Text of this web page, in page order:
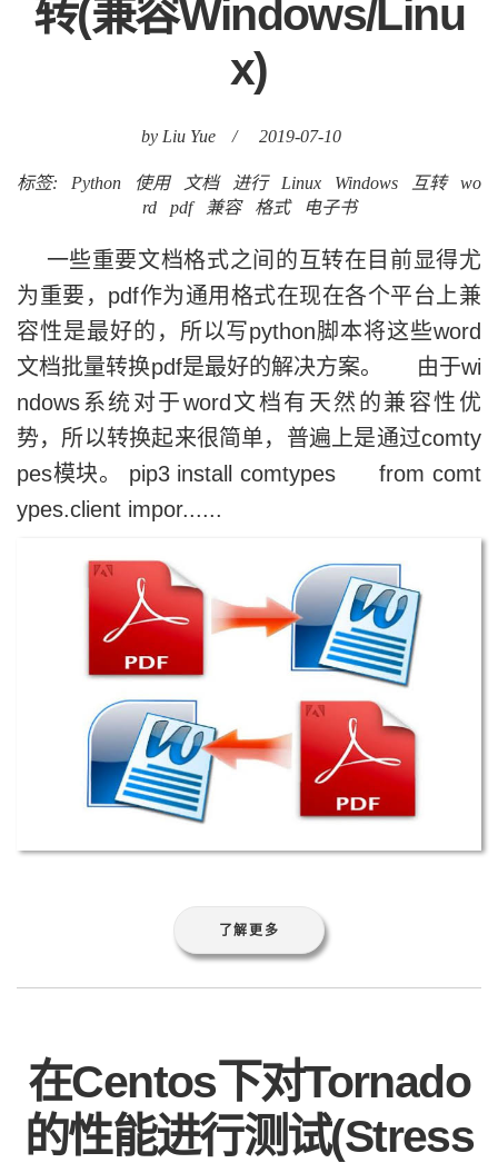
转(兼容Windows/Linu
x)
by Liu Yue / 2019-07-10
标签: Python 使用 文档 进行 Linux Windows 互转
wo
rd
pdf 兼容 格式 电子书
一些重要文档格式之间的互转在目前显得尤
为重要，pdf作为通用格式在现在各个平台上兼
容性是最好的，所以写python脚本将这些word
文档批量转换pdf是最好的解决方案。 由于wi
ndows系统对于word文档有天然的兼容性优
势，所以转换起来很简单，普遍上是通过comty
pes模块。 pip3 install comtypes from comt
ypes.client impor......
了解更多
在Centos下对Tornado
的性能进行测试(Stress